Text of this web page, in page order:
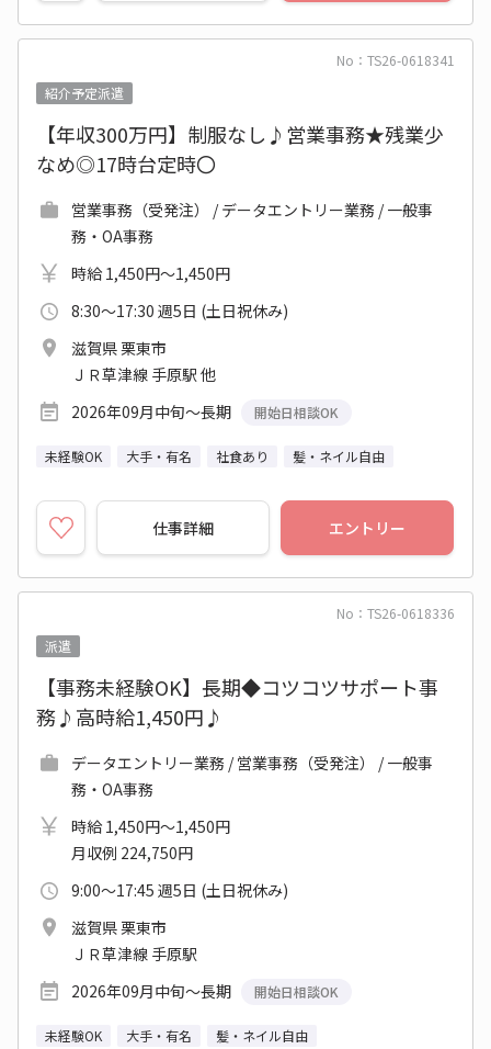
No：TS26-0618341
紹介予定派遣
【年収300万円】制服なし♪営業事務★残業少
なめ◎17時台定時〇
営業事務（受発注） / データエントリー業務 / 一般事
務・OA事務
時給 1,450円～1,450円
8:30～17:30 週5日 (土日祝休み)
滋賀県 栗東市
ＪＲ草津線 手原駅 他
2026年09月中旬～長期
開始日相談OK
未経験OK 大手・有名 社食あり 髪・ネイル自由
仕事詳細 エントリー
No：TS26-0618336
派遣
【事務未経験OK】長期◆コツコツサポート事
務♪高時給1,450円♪
データエントリー業務 / 営業事務（受発注） / 一般事
務・OA事務
時給 1,450円～1,450円
月収例 224,750円
9:00～17:45 週5日 (土日祝休み)
滋賀県 栗東市
ＪＲ草津線 手原駅
2026年09月中旬～長期
開始日相談OK
未経験OK 大手・有名 髪・ネイル自由